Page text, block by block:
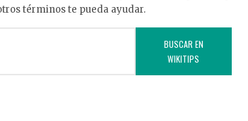
términos te pueda ayudar.
BUSCAR EN
WIKITIPS